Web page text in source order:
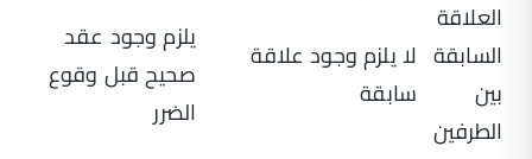
العلاقة
السابقة
بين
الطرفين
لا يلزم وجود علاقة
سابقة
يلزم وجود عقد
صحيح قبل وقوع
الضرر